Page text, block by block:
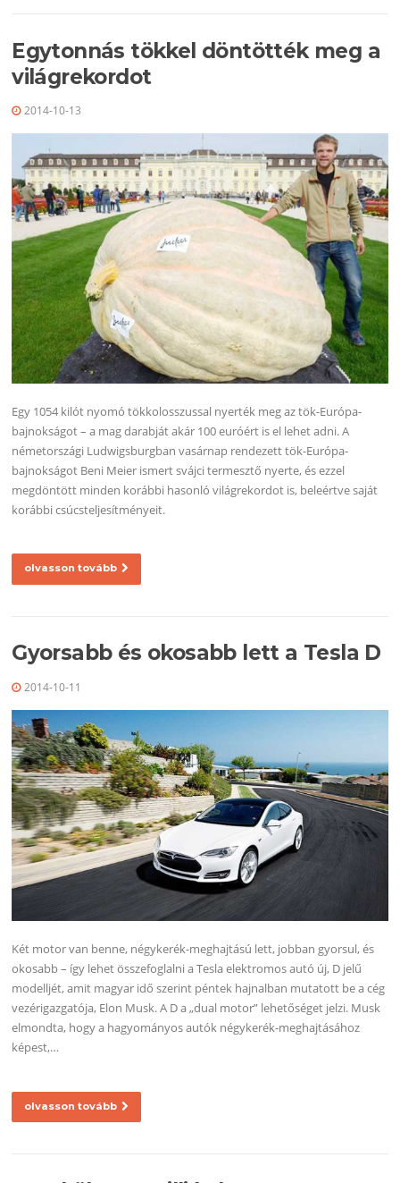
Egytonnás tökkel döntötték meg a
világrekordot
2014-10-13
Egy 1054 kilót nyomó tökkolosszussal nyerték meg az tök-Európa-
bajnokságot – a mag darabját akár 100 euróért is el lehet adni. A
németországi Ludwigsburgban vasárnap rendezett tök-Európa-
bajnokságot Beni Meier ismert svájci termesztő nyerte, és ezzel
megdöntött minden korábbi hasonló világrekordot is, beleértve saját
korábbi csúcsteljesítményeit.
olvasson tovább
Gyorsabb és okosabb lett a Tesla D
2014-10-11
Két motor van benne, négykerék-meghajtású lett, jobban gyorsul, és
okosabb – így lehet összefoglalni a Tesla elektromos autó új, D jelű
modelljét, amit magyar idő szerint péntek hajnalban mutatott be a cég
vezérigazgatója, Elon Musk. A D a „dual motor” lehetőséget jelzi. Musk
elmondta, hogy a hagyományos autók négykerék-meghajtásához
képest,…
olvasson tovább